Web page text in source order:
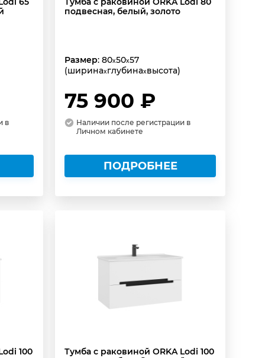
в
подвесная, белый, золото
Размер: 80x50x57
(ширинаxглубинаxвысота)
75 900 ₽
Наличии после регистрации в
Личном кабинете
ПОДРОБНЕЕ
100
Тумба с раковиной ORKA Lodi 100